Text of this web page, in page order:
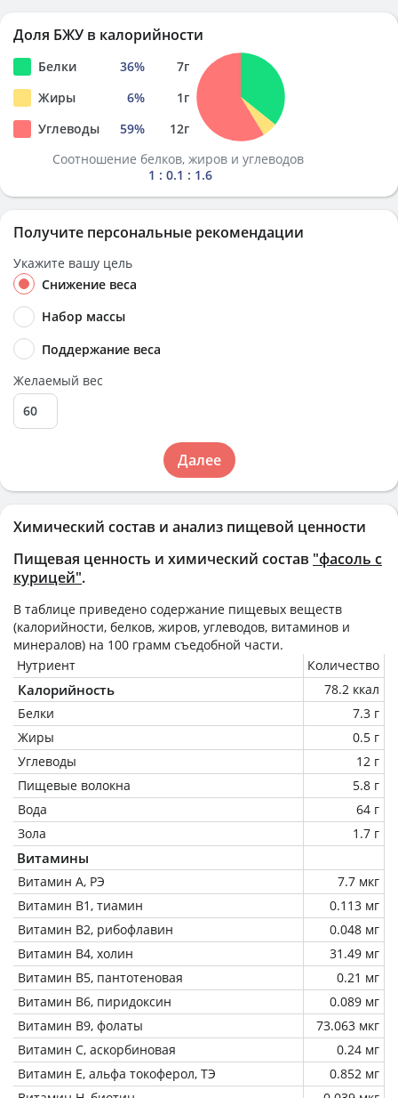
Химический состав и анализ пищевой ценности
Пищевая ценность и химический состав "фасоль с
курицей".
В таблице приведено содержание пищевых веществ
(калорийности, белков, жиров, углеводов, витаминов и
минералов) на 100 грамм съедобной части.
Нутриент
Количество
Калорийность
78.2 ккал
Белки
7.3 г
Жиры
0.5 г
Углеводы
12 г
Пищевые волокна
5.8 г
Вода
64 г
Зола
1.7 г
Витамины
Витамин А, РЭ
7.7 мкг
Витамин В1, тиамин
0.113 мг
Витамин В2, рибофлавин
0.048 мг
Витамин В4, холин
31.49 мг
Витамин В5, пантотеновая
0.21 мг
Витамин В6, пиридоксин
0.089 мг
Витамин В9, фолаты
73.063 мкг
Витамин C, аскорбиновая
0.24 мг
Витамин Е, альфа токоферол, ТЭ
0.852 мг
Доля БЖУ в калорийности
Белки 36% 7г
Жиры
6% 1г
Углеводы
59% 12г
Соотношение белков, жиров и углеводов
1 : 0.1 : 1.6
Получите персональные рекомендации
Укажите вашу цель
Снижение веса
Набор массы
Поддержание веса
Желаемый вес
Далее